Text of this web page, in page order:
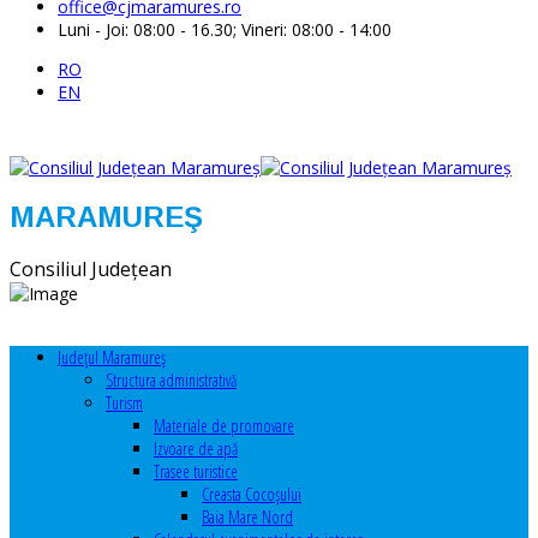
office@cjmaramures.ro
Luni - Joi: 08:00 - 16.30; Vineri: 08:00 - 14:00
RO
EN
MARAMUREŞ
Consiliul Judeţean
Judeţul Maramureş
Structura administrativă
Turism
Materiale de promovare
Izvoare de apă
Trasee turistice
Creasta Cocoșului
Baia Mare Nord